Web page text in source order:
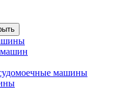
машин
машины